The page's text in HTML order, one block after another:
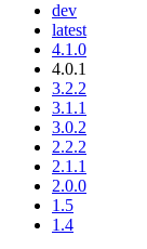
dev
latest
4.1.0
4.0.1
3.2.2
3.1.1
3.0.2
2.2.2
2.1.1
2.0.0
1.5
1.4